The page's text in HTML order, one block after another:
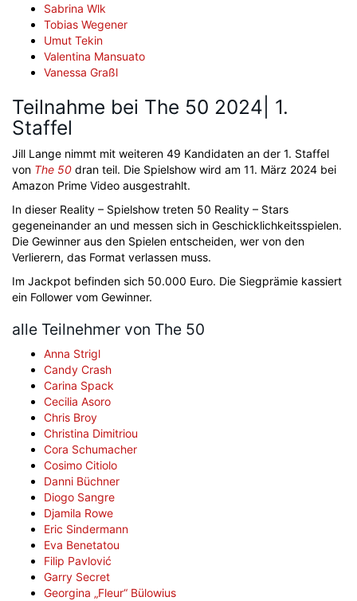
Sabrina Wlk
Tobias Wegener
Umut Tekin
Valentina Mansuato
Vanessa Graßl
Teilnahme bei The 50 2024| 1.
Staffel
Jill Lange nimmt mit weiteren 49 Kandidaten an der 1. Staffel
von The 50 dran teil. Die Spielshow wird am 11. März 2024 bei
Amazon Prime Video ausgestrahlt.
In dieser Reality – Spielshow treten 50 Reality – Stars
gegeneinander an und messen sich in Geschicklichkeitsspielen.
Die Gewinner aus den Spielen entscheiden, wer von den
Verlierern, das Format verlassen muss.
Im Jackpot befinden sich 50.000 Euro. Die Siegprämie kassiert
ein Follower vom Gewinner.
alle Teilnehmer von The 50
Anna Strigl
Candy Crash
Carina Spack
Cecilia Asoro
Chris Broy
Christina Dimitriou
Cora Schumacher
Cosimo Citiolo
Danni Büchner
Diogo Sangre
Djamila Rowe
Eric Sindermann
Eva Benetatou
Filip Pavlović
Garry Secret
Georgina „Fleur“ Bülowius